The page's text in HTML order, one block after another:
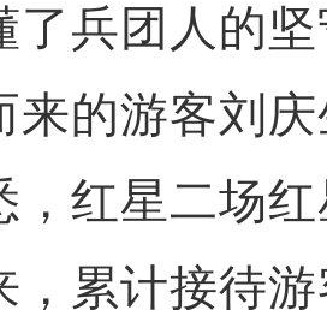
了兵团人的
来的游客刘
红星二场红
，累计接待